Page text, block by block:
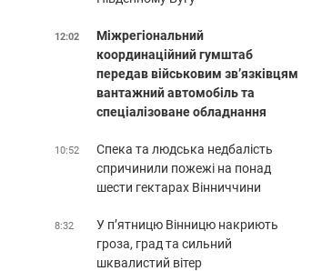
12:02
Міжрегіональний
координаційний гумштаб
передав військовим зв’язківцям
вантажний автомобіль та
спеціалізоване обладнання
10:52
Спека та людська недбалість
спричинили пожежі на понад
шести гектарах Вінниччини
8:32
У п’ятницю Вінницю накриють
гроза, град та сильний
шквалистий вітер